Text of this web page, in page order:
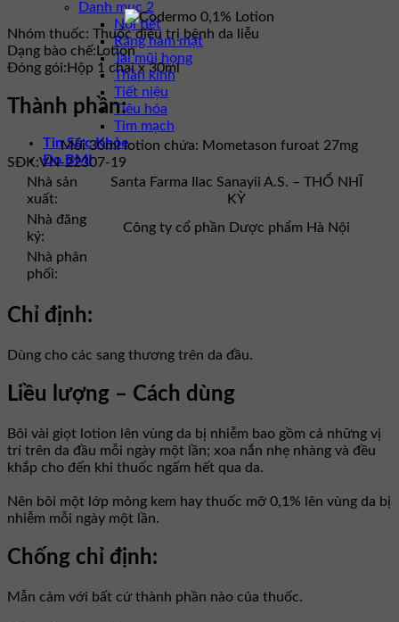
Danh mục 2
Nội tiết
Răng hàm mặt
Tai mũi họng
Thần kinh
Tiết niệu
Tiêu hóa
Tim mạch
Tin Sức Khỏe
Đo BMI
Nhóm thuốc: Thuốc điều trị bệnh da liễu
Dạng bào chế: Lotion
Đóng gói: Hộp 1 chai x 30ml
Thành phần:
Mỗi 30ml lotion chứa: Mometason furoat 27mg
SĐK:VN-22307-19
Nhà sản
xuất:
Santa Farma Ilac Sanayii A.S. – THỔ NHĨ
KỲ
Nhà đăng
ký:
Công ty cổ phần Dược phẩm Hà Nội
Nhà phân
phối:
Chỉ định:
Dùng cho các sang thương trên da đầu.
Liều lượng – Cách dùng
Bôi vài giọt lotion lên vùng da bị nhiễm bao gồm cả những vị
trí trên da đầu mỗi ngày một lần; xoa nắn nhẹ nhàng và đều
khắp cho đến khi thuốc ngấm hết qua da.
Nên bôi một lớp mỏng kem hay thuốc mỡ 0,1% lên vùng da bị
nhiễm mỗi ngày một lần.
Chống chỉ định:
Mẫn cảm với bất cứ thành phần nào của thuốc.